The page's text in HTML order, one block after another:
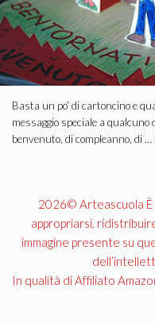
Basta un po’ di cartoncino e
messaggio speciale a
benvenuto, di compleanno, di …
2026© Arteascuola
appropriarsi,
immagine presente su
In qualità di Affiliato